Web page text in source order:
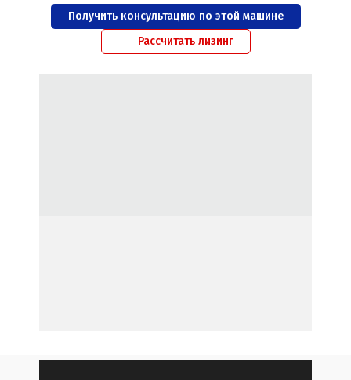
Получить консультацию по этой машине
Рассчитать лизинг